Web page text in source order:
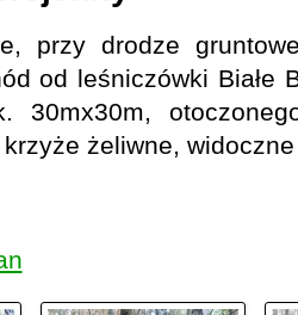
przy drodze
od leśniczówki Białe
30mx30m,
żeliwne,